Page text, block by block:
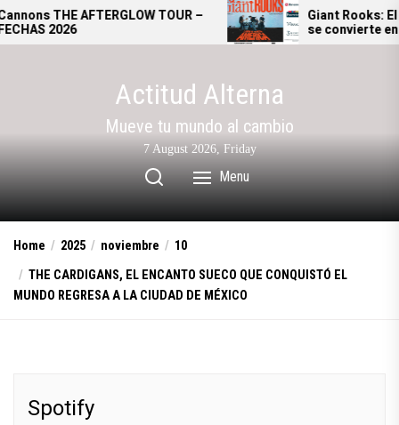
Skip
to
TOUR – Giant Rooks: El Teatro
se convierte en la casa del
alternativo alemán
Actitud Alterna
Mueve tu mundo al cambio
7 August 2026, Friday
Menu
Home 2025 noviembre
10
THE CARDIGANS, EL ENCANTO SUECO QUE CONQUISTÓ EL
MUNDO REGRESA A LA CIUDAD DE MÉXICO
Spotify